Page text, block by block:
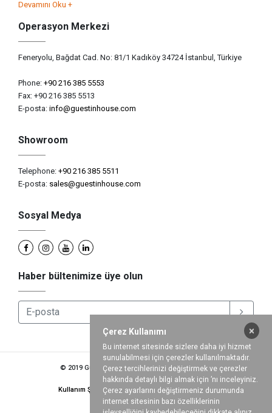
Devamını Oku +
Operasyon Merkezi
Feneryolu, Bağdat Cad. No: 81/1 Kadıköy 34724 İstanbul, Türkiye
Phone: +90 216 385 5553
Fax: +90 216 385 5513
E-posta: info@guestinhouse.com
Showroom
Telephone: +90 216 385 5511
E-posta: sales@guestinhouse.com
Sosyal Medya
Haber bültenimize üye olun
© 2019 Guestinhouse Hotel Supply International
Kullanım Şartları Gizlilik Politikası Kariyer
×
Çerez Kullanımı
Bu internet sitesinde sizlere daha iyi hizmet
sunulabilmesi için çerezler kullanılmaktadır.
Çerez tercihlerinizi değiştirmek ve çerezler
hakkında detaylı bilgi almak için ’nı inceleyiniz.
Çerez ayarlarını değiştirmeniz durumunda
internet sitesinin bazı özelliklerinin